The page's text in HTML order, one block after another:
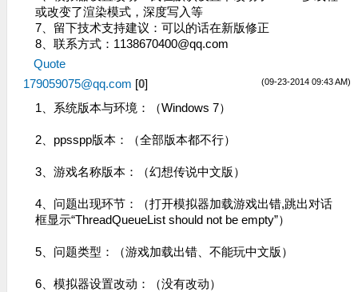
或改变了渲染模式，深度写入等
7、留下技术支持建议：可以的话在新版修正
8、联系方式： 1138670400@qq.com
Quote
(09-23-2014 09:43 AM)
179059075@qq.com [0]
1、系统版本与环境：（Windows 7）
2、ppsspp版本：（全部版本都不行）
3、游戏名称版本：（幻想传说中文版）
4、问题出现环节：（打开模拟器加载游戏出错,跳出对话
框显示“ThreadQueueList should not be empty”）
5、问题类型：（游戏加载出错、不能玩中文版）
6、模拟器设置改动：（没有改动）